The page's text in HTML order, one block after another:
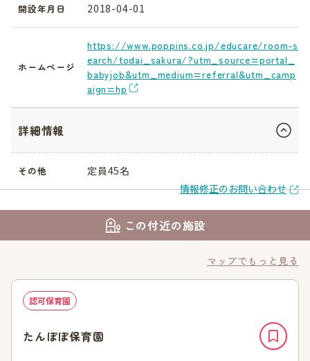
開設年月日 2018-04-01
ホームページ
https://www.poppins.co.jp/educare/room-s
earch/todai_sakura/?utm_source=portal_
babyjob&utm_medium=referral&utm_camp
aign=hp
詳細情報
その他
定員45名
情報修正のお問い合わせ
この付近の施設
マップでもっと見る
認可保育園
たんぽぽ保育園